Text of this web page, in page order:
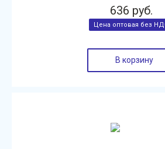
636 руб.
В корзину